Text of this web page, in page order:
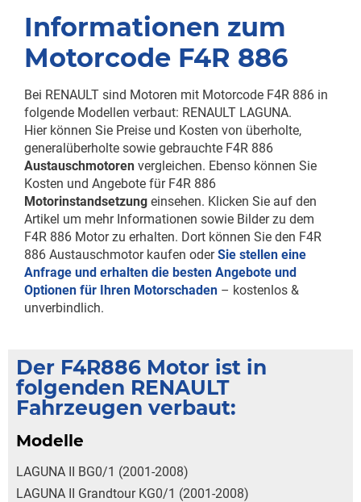
Informationen zum
Motorcode F4R 886
Bei RENAULT sind Motoren mit Motorcode F4R 886 in
folgende Modellen verbaut: RENAULT LAGUNA.
Hier können Sie Preise und Kosten von überholte,
generalüberholte sowie gebrauchte F4R 886
Austauschmotoren vergleichen. Ebenso können Sie
Kosten und Angebote für F4R 886
Motorinstandsetzung einsehen. Klicken Sie auf den
Artikel um mehr Informationen sowie Bilder zu dem
F4R 886 Motor zu erhalten. Dort können Sie den F4R
886 Austauschmotor kaufen oderSie stellen eine
Anfrage und erhalten die besten Angebote und
Optionen für Ihren Motorschaden – kostenlos &
unverbindlich.
Der F4R886 Motor ist in
folgenden RENAULT
Fahrzeugen verbaut:
Modelle
LAGUNA II BG0/1 (2001-2008)
LAGUNA II Grandtour KG0/1 (2001-2008)